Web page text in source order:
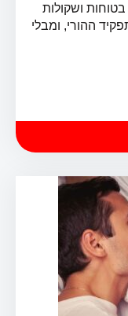
מתבגרים
בטוחות ושקולות
ההורי, ומבלי